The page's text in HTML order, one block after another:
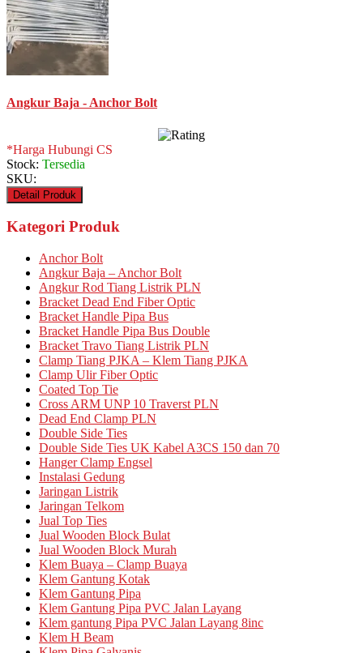
Angkur Baja - Anchor Bolt
*Harga Hubungi CS
Stock: Tersedia
SKU:
Detail Produk
Kategori Produk
Anchor Bolt
Angkur Baja – Anchor Bolt
Angkur Rod Tiang Listrik PLN
Bracket Dead End Fiber Optic
Bracket Handle Pipa Bus
Bracket Handle Pipa Bus Double
Bracket Travo Tiang Listrik PLN
Clamp Tiang PJKA – Klem Tiang PJKA
Clamp Ulir Fiber Optic
Coated Top Tie
Cross ARM UNP 10 Traverst PLN
Dead End Clamp PLN
Double Side Ties
Double Side Ties UK Kabel A3CS 150 dan 70
Hanger Clamp Engsel
Instalasi Gedung
Jaringan Listrik
Jaringan Telkom
Jual Top Ties
Jual Wooden Block Bulat
Jual Wooden Block Murah
Klem Buaya – Clamp Buaya
Klem Gantung Kotak
Klem Gantung Pipa
Klem Gantung Pipa PVC Jalan Layang
Klem gantung Pipa PVC Jalan Layang 8inc
Klem H Beam